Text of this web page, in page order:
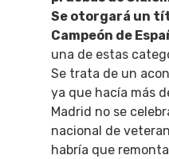
Se otorgará un
Campeón de
una de estas
Se trata de un
ya que hacía más
Madrid no se
nacional de
habría que